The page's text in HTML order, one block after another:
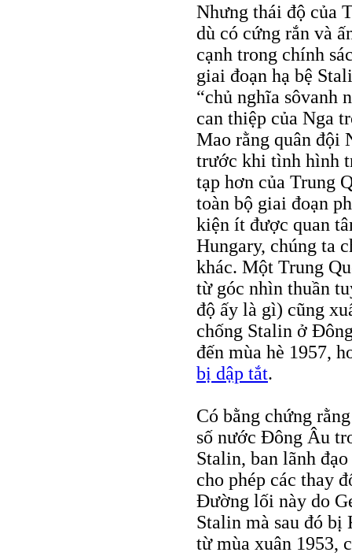
Nhưng thái độ của
dù có cứng rắn và
cạnh trong chính
giai đoạn hạ bệ
“chủ nghĩa sôvanh
can thiệp của Nga
Mao rằng quân đội
trước khi tình hình
tạp hơn của Trung
toàn bộ giai đoạn
kiện ít được quan
Hungary, chúng ta
khác. Một Trung
từ góc nhìn thuần
độ ấy là gì) cũng
chống Stalin ở
đến mùa hè 1957,
bị dập tắt.
Có bằng chứng
số nước Đông Âu
Stalin, ban lãnh
cho phép các thay
Đường lối này do
Stalin mà sau đó bị
từ mùa xuân 1953,